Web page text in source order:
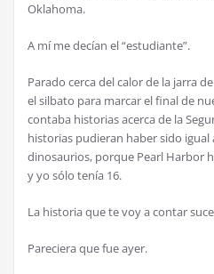
Oklahoma.
A mí me decían el “estudiante”.
Parado cerca del calor de la jarra
el silbato para marcar el final de
contaba historias acerca de la
historias pudieran haber sido igual
dinosaurios, porque Pearl Harbor
y yo sólo tenía 16.
La historia que te voy a contar
Pareciera que fue ayer.